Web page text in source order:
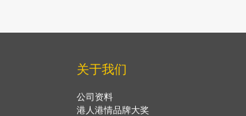
关于我们
公司资料
港人港情品牌大奖